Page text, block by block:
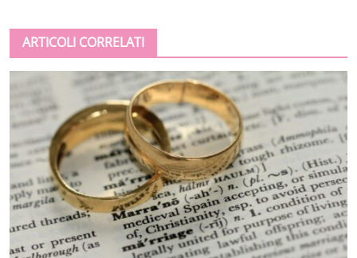
ARTICOLI CORRELATI